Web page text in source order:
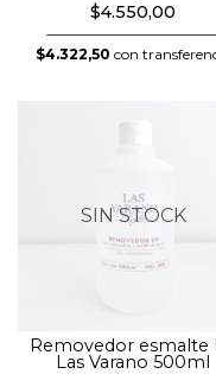
$4.550,00
$4.322,50 con
SIN STOCK
Removedor esmalte
Las Varano 500ml